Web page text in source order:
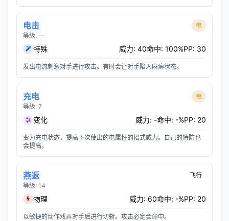
电击
等级: —
电
特殊 威力: 40命中: 100%PP: 30
发出电流刺激对手进行攻击。有时会让对手陷入麻痹状态。
充电
等级: 7
电
变化 威力: -命中: -%PP: 20
变为充电状态，提高下次使出的电属性的招式威力。自己的特防也
会提高。
燕返
等级: 14
飞行
物理 威力: 60命中: -%PP: 20
以敏捷的动作戏弄对手后进行切斩。攻击必定会命中。